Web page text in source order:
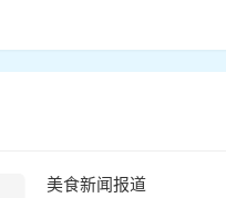
美食新闻报道